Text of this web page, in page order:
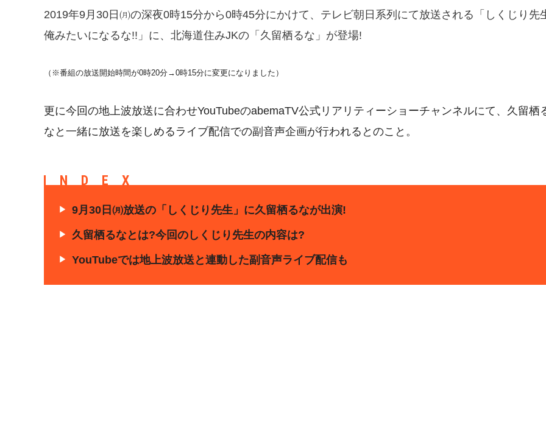
2019年9月30日㈪の深夜0時15分から0時45分にかけて、テレビ朝日系列にて放送される「しくじり先
俺みたいになるな!!」に、北海道住みJKの「久留栖るな」が登場!
（※番組の放送開始時間が0時20分→0時15分に変更になりました）
更に今回の地上波放送に合わせYouTubeのabemaTV公式リアリティーショーチャンネルにて、久留栖
なと一緒に放送を楽しめるライブ配信での副音声企画が行われるとのこと。
INDEX
9月30日㈪放送の「しくじり先生」に久留栖るなが出演!
久留栖るなとは?今回のしくじり先生の内容は?
YouTubeでは地上波放送と連動した副音声ライブ配信も